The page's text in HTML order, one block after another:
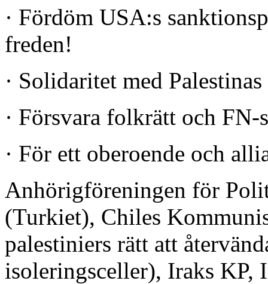
· Fördöm USA:s
freden!
· Solidaritet med
· Försvara folkrätt och FN-
· För ett oberoende och
Anhörigföreningen för
(Turkiet), Chiles
palestiniers rätt att
isoleringsceller), Iraks KP,